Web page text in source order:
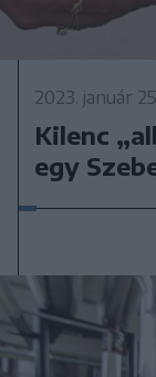
2023. január
Kilenc
egy